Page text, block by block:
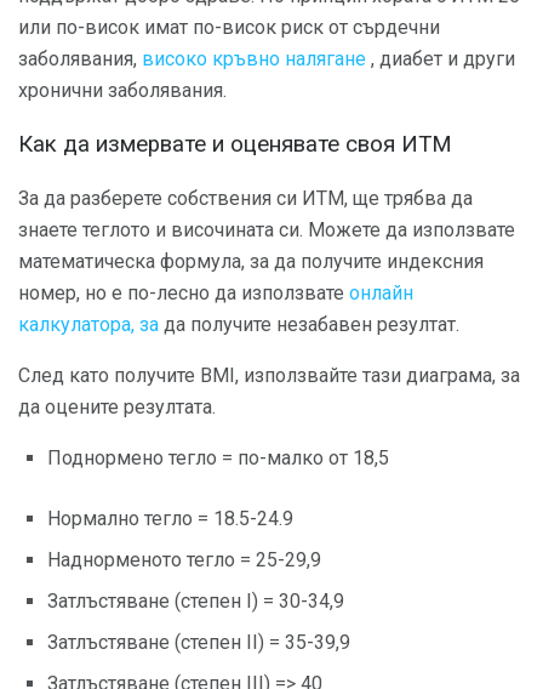
или по-висок имат по-висок риск от сърдечни
заболявания, високо кръвно налягане , диабет и други
хронични заболявания.
Как да измервате и оценявате своя ИТМ
За да разберете собствения си ИТМ, ще трябва да
знаете теглото и височината си. Можете да използвате
математическа формула, за да получите индексния
номер, но е по-лесно да използвате онлайн
калкулатора, за да получите незабавен резултат.
След като получите BMI, използвайте тази диаграма, за
да оцените резултата.
Поднормено тегло = по-малко от 18,5
Нормално тегло = 18.5-24.9
Наднорменото тегло = 25-29,9
Затлъстяване (степен I) = 30-34,9
Затлъстяване (степен II) = 35-39,9
Затлъстяване (степен III) => 40